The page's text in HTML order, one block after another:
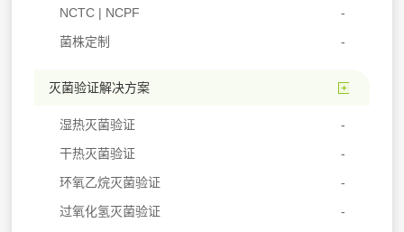
NCTC | NCPF
菌株定制
灭菌验证解决方案
湿热灭菌验证
干热灭菌验证
环氧乙烷灭菌验证
过氧化氢灭菌验证